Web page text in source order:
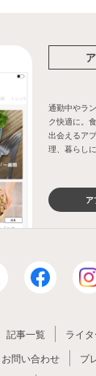
通勤中やラ
ク快適に。
出会えるア
理、暮らし
ア
記事一覧
ライ
お問い合わせ
プ